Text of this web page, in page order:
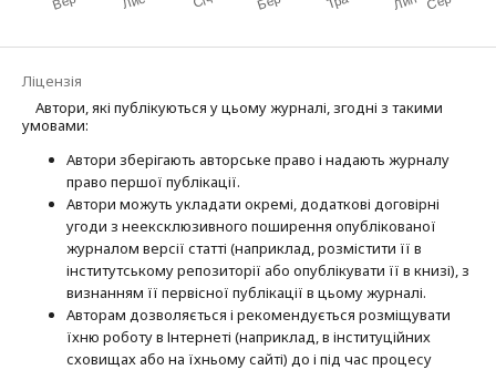
Ліцензія
Автори, які публікуються у цьому журналі, згодні з такими
умовами:
Автори зберігають авторське право і надають журналу
право першої публі­кації.
Автори можуть укладати окремі, додат­кові договірні
угоди з неексклюзив­ного поширення опублікованої
журналом версії статті (наприклад, розмістити її в
інститутському репозиторії або опубліку­вати її в книзі), з
визнанням її первісної публікації в цьому журналі.
Авторам дозволяється і рекомендується розміщувати
їхню роботу в Інтернеті (наприклад, в інституційних
сховищах або на їхньому сайті) до і під час процесу